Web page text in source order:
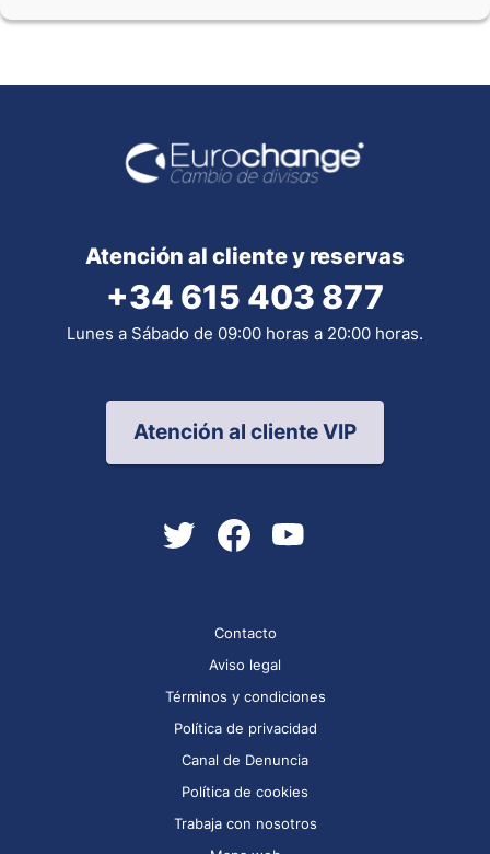
Atención al cliente y reservas
+34 615 403 877
Lunes a Sábado de 09:00 horas a 20:00 horas.
Atención al cliente VIP
Contacto
Aviso legal
Términos y condiciones
Política de privacidad
Canal de Denuncia
Política de cookies
Trabaja con nosotros